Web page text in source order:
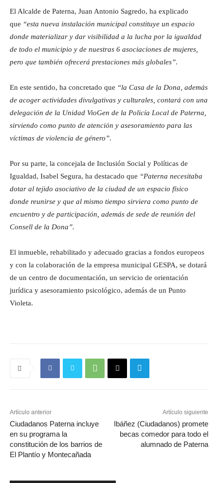
El Alcalde de Paterna, Juan Antonio Sagredo, ha explicado
que “esta nueva instalación municipal constituye un espacio
donde materializar y dar visibilidad a la lucha por la igualdad
de todo el municipio y de nuestras 6 asociaciones de mujeres,
pero que también ofrecerá prestaciones más globales”.
En este sentido, ha concretado que “la Casa de la Dona, además
de acoger actividades divulgativas y culturales, contará con una
delegación de la Unidad VioGen de la Policía Local de Paterna,
sirviendo como punto de atención y asesoramiento para las
víctimas de violencia de género”.
Por su parte, la concejala de Inclusión Social y Políticas de
Igualdad, Isabel Segura, ha destacado que “Paterna necesitaba
dotar al tejido asociativo de la ciudad de un espacio físico
donde reunirse y que al mismo tiempo sirviera como punto de
encuentro y de participación, además de sede de reunión del
Consell de la Dona”.
El inmueble, rehabilitado y adecuado gracias a fondos europeos
y con la colaboración de la empresa municipal GESPA, se dotará
de un centro de documentación, un servicio de orientación
jurídica y asesoramiento psicológico, además de un Punto
Violeta.
Artículo anterior
Ciudadanos Paterna incluye
en su programa la
constitución de los barrios de
El Plantío y Montecañada
Artículo siguiente
Ibáñez (Ciudadanos) promete
becas comedor para todo el
alumnado de Paterna